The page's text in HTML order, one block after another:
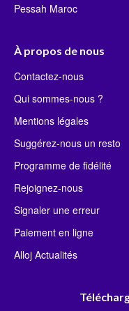
Pessah Maroc
À propos de nous
Contactez-nous
Qui sommes-nous ?
Mentions légales
Suggérez-nous un resto
Programme de fidélité
Rejoignez-nous
Signaler une erreur
Paiement en ligne
Alloj Actualités